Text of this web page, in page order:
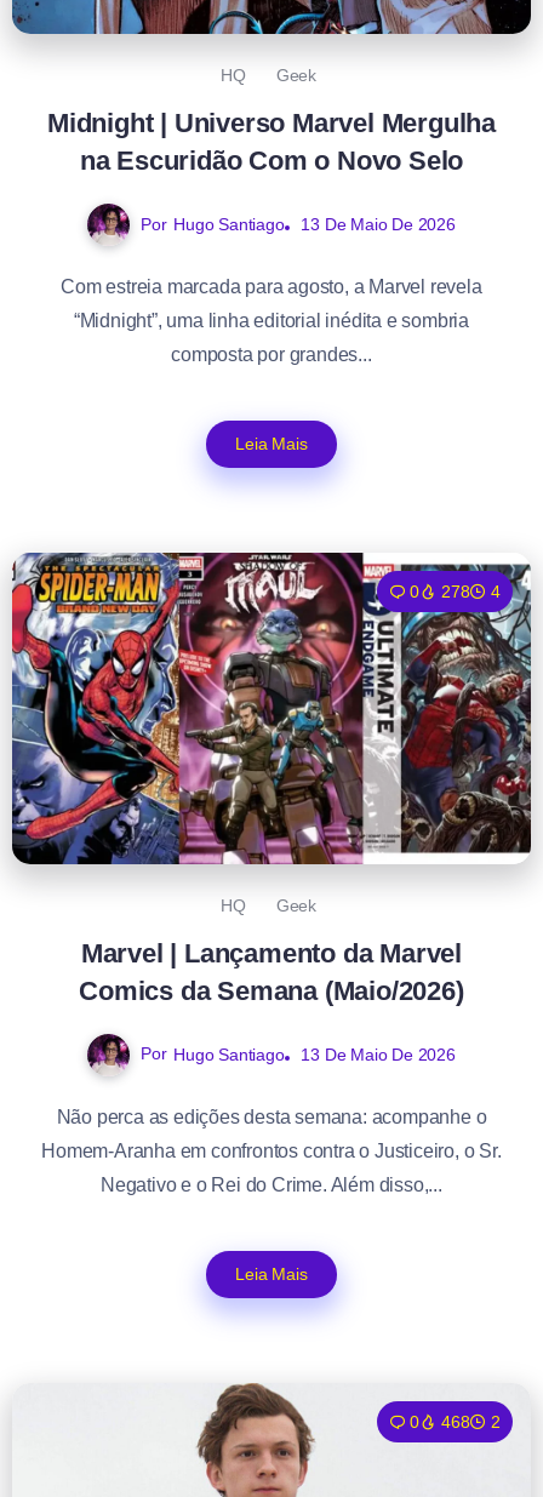
HQ Geek
Midnight | Universo Marvel Mergulha
na Escuridão Com o Novo Selo
Por Hugo Santiago 13 De Maio De 2026
Com estreia marcada para agosto, a Marvel revela
“Midnight”, uma linha editorial inédita e sombria
composta por grandes...
Leia Mais
0 278 4
HQ Geek
Marvel | Lançamento da Marvel
Comics da Semana (Maio/2026)
Por Hugo Santiago 13 De Maio De 2026
Não perca as edições desta semana: acompanhe o
Homem-Aranha em confrontos contra o Justiceiro, o Sr.
Negativo e o Rei do Crime. Além disso,...
Leia Mais
0 468 2